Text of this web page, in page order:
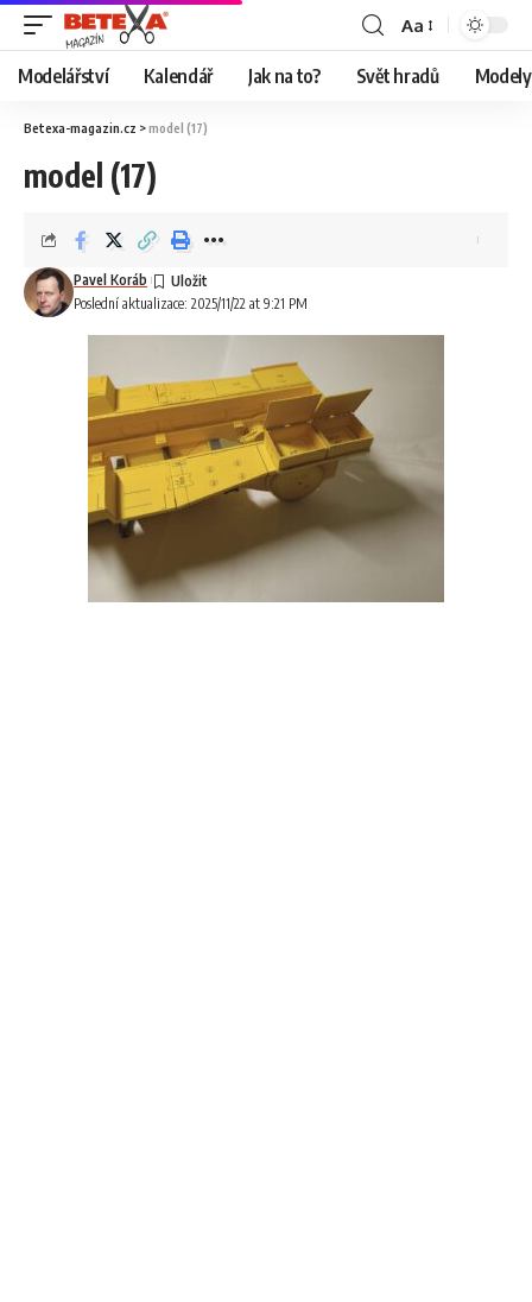
Aa
Modelářství Kalendář Jak na to? Svět hradů
Betexa-magazin.cz >model (17)
model (17)
Poslední aktualizace: 2025/11/22 at 9:21 PM
Pavel Koráb